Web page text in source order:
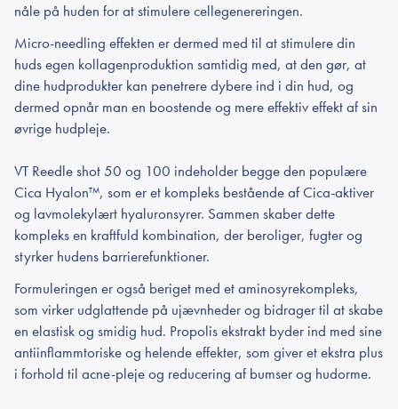
nåle på huden for at stimulere cellegenereringen.
Micro-needling effekten er dermed med til at stimulere din
huds egen kollagenproduktion samtidig med, at den gør, at
dine hudprodukter kan penetrere dybere ind i din hud, og
dermed opnår man en boostende og mere effektiv effekt af sin
øvrige hudpleje.
VT Reedle shot 50 og 100 indeholder begge den populære
Cica Hyalon™, som er et kompleks bestående af Cica-aktiver
og lavmolekylært hyaluronsyrer. Sammen skaber dette
kompleks en kraftfuld kombination, der beroliger, fugter og
styrker hudens barrierefunktioner.
Formuleringen er også beriget med et aminosyrekompleks,
som virker udglattende på ujævnheder og bidrager til at skabe
en elastisk og smidig hud. Propolis ekstrakt byder ind med sine
antiinflammtoriske og helende effekter, som giver et ekstra plus
i forhold til acne-pleje og reducering af bumser og hudorme.